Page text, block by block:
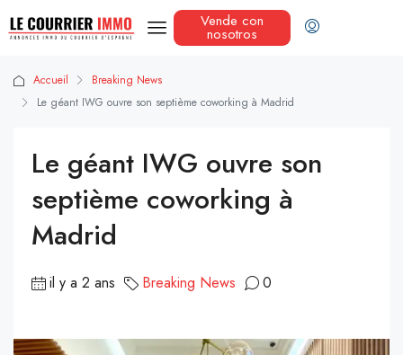
Vende con
nosotros
Accueil
Breaking News
Le géant IWG ouvre son septième coworking à Madrid
Le géant IWG ouvre son
septième coworking à
Madrid
il y a 2 ans Breaking News 0